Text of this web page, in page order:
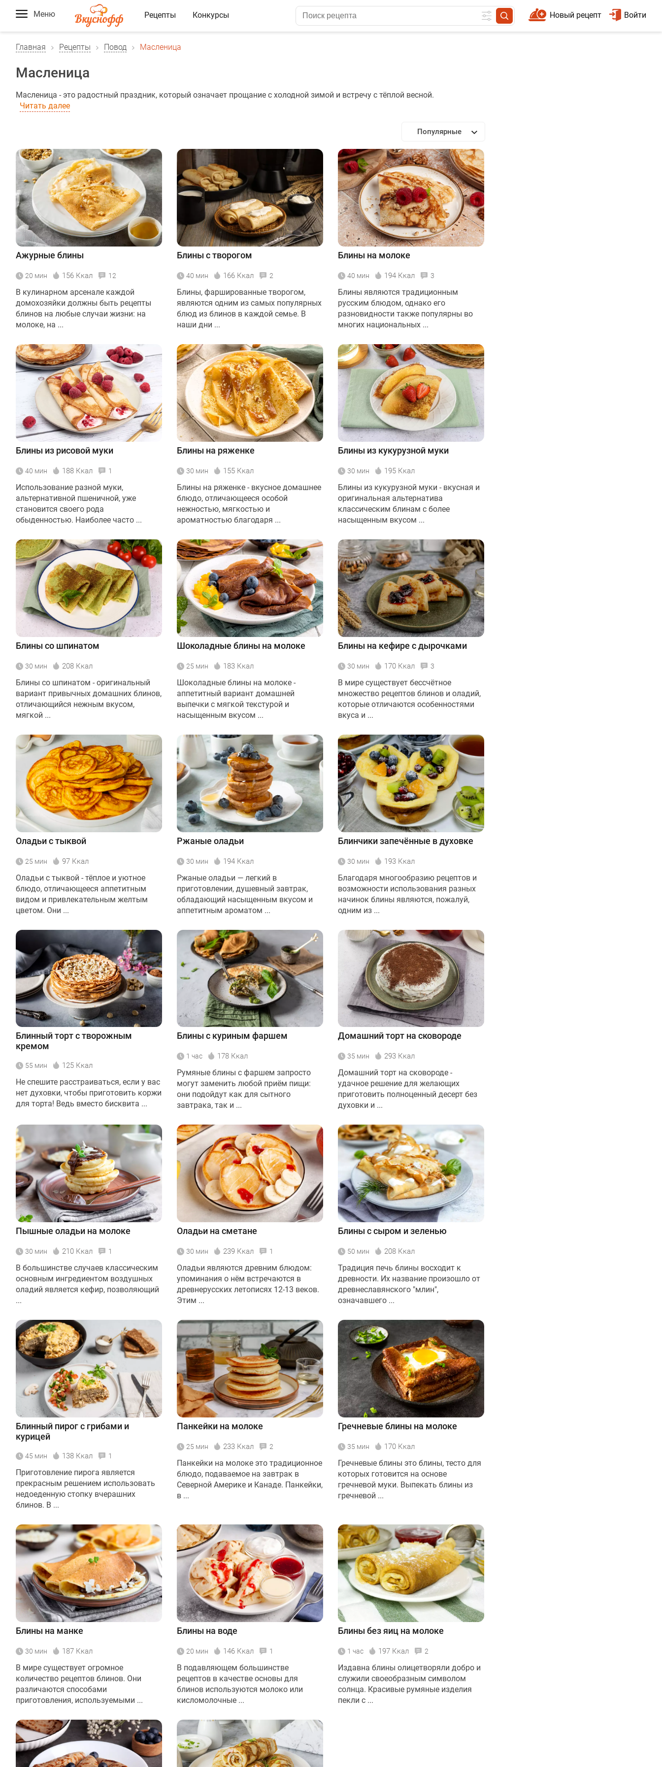
Меню Рецепты Конкурсы Войти
Новый рецепт
Главная Рецепты Повод Масленица
Масленица
Масленица - это радостный праздник, который означает прощание с холодной зимой и встречу с тёплой весной.
Читать далее
Популярные
Ажурные блины
20 мин 156 Ккал 12
В кулинарном арсенале каждой
домохозяйки должны быть рецепты
блинов на любые случаи жизни: на
молоке, на ...
Блины с творогом
40 мин 166 Ккал 2
Блины, фаршированные творогом,
являются одним из самых популярных
блюд из блинов в каждой семье. В
наши дни ...
Блины на молоке
40 мин 194 Ккал 3
Блины являются традиционным
русским блюдом, однако его
разновидности также популярны во
многих национальных ...
Блины из рисовой муки
40 мин 188 Ккал 1
Использование разной муки,
альтернативной пшеничной, уже
становится своего рода
обыденностью. Наиболее часто ...
Блины на ряженке
30 мин 155 Ккал
Блины на ряженке - вкусное домашнее
блюдо, отличающееся особой
нежностью, мягкостью и
ароматностью благодаря ...
Блины из кукурузной муки
30 мин 195 Ккал
Блины из кукурузной муки - вкусная и
оригинальная альтернатива
классическим блинам с более
насыщенным вкусом ...
Блины со шпинатом
30 мин 208 Ккал
Блины со шпинатом - оригинальный
вариант привычных домашних блинов,
отличающийся нежным вкусом,
мягкой ...
Шоколадные блины на молоке
25 мин 183 Ккал
Шоколадные блины на молоке -
аппетитный вариант домашней
выпечки с мягкой текстурой и
насыщенным вкусом ...
Блины на кефире с дырочками
30 мин 170 Ккал 3
В мире существует бессчётное
множество рецептов блинов и оладий,
которые отличаются особенностями
вкуса и ...
Оладьи с тыквой
25 мин 97 Ккал
Оладьи с тыквой - тёплое и уютное
блюдо, отличающееся аппетитным
видом и привлекательным желтым
цветом. Они ...
Ржаные оладьи
30 мин 194 Ккал
Ржаные оладьи — легкий в
приготовлении, душевный завтрак,
обладающий насыщенным вкусом и
аппетитным ароматом ...
Блинчики запечённые в духовке
30 мин 193 Ккал
Благодаря многообразию рецептов и
возможности использования разных
начинок блины являются, пожалуй,
одним из ...
Блинный торт с творожным
кремом
55 мин 125 Ккал
Не спешите расстраиваться, если у вас
нет духовки, чтобы приготовить коржи
для торта! Ведь вместо бисквита ...
Блины с куриным фаршем
1 час 178 Ккал
Румяные блины с фаршем запросто
могут заменить любой приём пищи:
они подойдут как для сытного
завтрака, так и ...
Домашний торт на сковороде
35 мин 293 Ккал
Домашний торт на сковороде -
удачное решение для желающих
приготовить полноценный десерт без
духовки и ...
Пышные оладьи на молоке
30 мин 210 Ккал 1
В большинстве случаев классическим
основным ингредиентом воздушных
оладий является кефир, позволяющий
...
Оладьи на сметане
30 мин 239 Ккал 1
Оладьи являются древним блюдом:
упоминания о нём встречаются в
древнерусских летописях 12-13 веков.
Этим ...
Блины с сыром и зеленью
50 мин 208 Ккал
Традиция печь блины восходит к
древности. Их название произошло от
древнеславянского "млин",
означавшего ...
Блинный пирог с грибами и
курицей
45 мин 138 Ккал 1
Приготовление пирога является
прекрасным решением использовать
недоеденную стопку вчерашних
блинов. В ...
Панкейки на молоке
25 мин 233 Ккал 2
Панкейки на молоке это традиционное
блюдо, подаваемое на завтрак в
Северной Америке и Канаде. Панкейки,
в ...
Гречневые блины на молоке
35 мин 170 Ккал
Гречневые блины это блины, тесто для
которых готовится на основе
гречневой муки. Выпекать блины из
гречневой ...
Блины на манке
30 мин 187 Ккал
В мире существует огромное
количество рецептов блинов. Они
различаются способами
приготовления, используемыми ...
Блины на воде
20 мин 146 Ккал 1
В подавляющем большинстве
рецептов в качестве основы для
блинов используются молоко или
кисломолочные ...
Блины без яиц на молоке
1 час 197 Ккал 2
Издавна блины олицетворяли добро и
служили своеобразным символом
солнца. Красивые румяные изделия
пекли с ...